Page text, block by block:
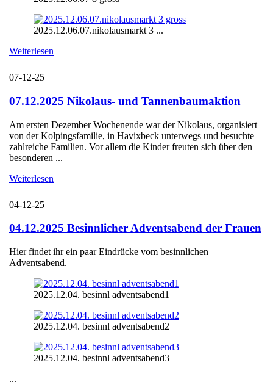
2025.12.06.07.nikolausmarkt 3 ...
Weiterlesen
07-12-25
07.12.2025 Nikolaus- und Tannenbaumaktion
Am ersten Dezember Wochenende war der Nikolaus, organisiert
von der Kolpingsfamilie, in Havixbeck unterwegs und besuchte
zahlreiche Familien. Vor allem die Kinder freuten sich über den
besonderen ...
Weiterlesen
04-12-25
04.12.2025 Besinnlicher Adventsabend der Frauen
Hier findet ihr ein paar Eindrücke vom besinnlichen
Adventsabend.
2025.12.04. besinnl adventsabend1
2025.12.04. besinnl adventsabend2
2025.12.04. besinnl adventsabend3
...